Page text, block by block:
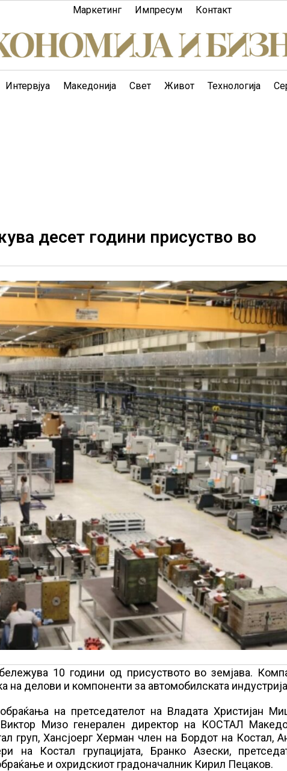
Маркетинг Импресум Контакт
Интервјуа Македонија Свет Живот Технологија
десет години присуство во
10 години од присуството во земјава.
на делови и компоненти за автомобилската
на претседателот на Владата Христијан
Мизо генерален директор на КОСТАЛ
груп, Хансјоерг Херман член на Бордот на Костал,
на Костал групацијата, Бранко Азески,
и охридскиот градоначалник Кирил Пецаков.